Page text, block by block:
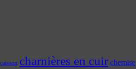
caisson charnières en cuir chemise